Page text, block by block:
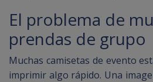
El problema de
prendas de grupo
Muchas camisetas de evento
imprimir algo rápido. Una